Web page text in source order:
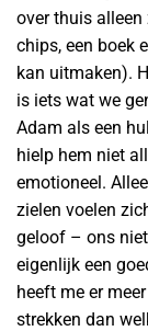
over thuis
chips, een boek
kan uitmaken).
is iets wat we
Adam als een
hielp hem niet
emotioneel.
zielen voelen
geloof – ons
eigenlijk een
heeft me er
strekken dan